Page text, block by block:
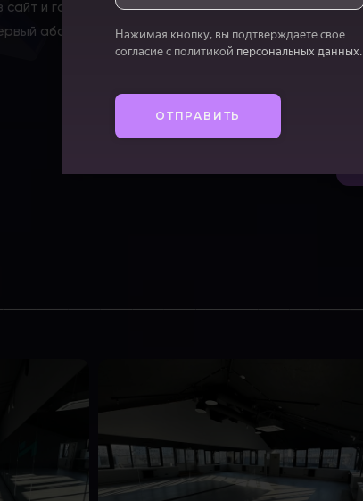
и гарантировано получи скидку
абонемент
Нажимая кнопку, вы подтверждаете свое
согласие с политикой персональных данных.